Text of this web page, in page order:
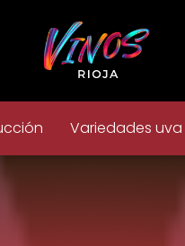
Variedades uva